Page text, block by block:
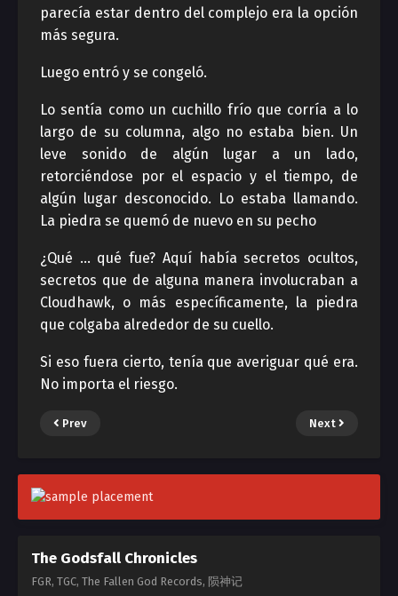
parecía estar dentro del complejo era la opción
más segura.
Luego entró y se congeló.
Lo sentía como un cuchillo frío que corría a lo
largo de su columna, algo no estaba bien. Un
leve sonido de algún lugar a un lado,
retorciéndose por el espacio y el tiempo, de
algún lugar desconocido. Lo estaba llamando.
La piedra se quemó de nuevo en su pecho
¿Qué … qué fue? Aquí había secretos ocultos,
secretos que de alguna manera involucraban a
Cloudhawk, o más específicamente, la piedra
que colgaba alrededor de su cuello.
Si eso fuera cierto, tenía que averiguar qué era.
No importa el riesgo.
Prev Next
The Godsfall Chronicles
FGR, TGC, The Fallen God Records, 陨神记